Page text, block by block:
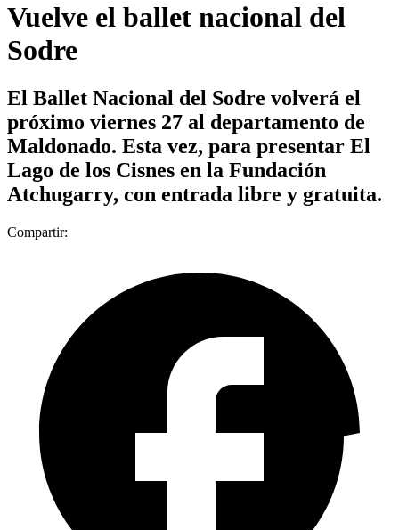
Vuelve el ballet nacional del
Sodre
El Ballet Nacional del Sodre volverá el
próximo viernes 27 al departamento de
Maldonado. Esta vez, para presentar El
Lago de los Cisnes en la Fundación
Atchugarry, con entrada libre y gratuita.
Compartir: